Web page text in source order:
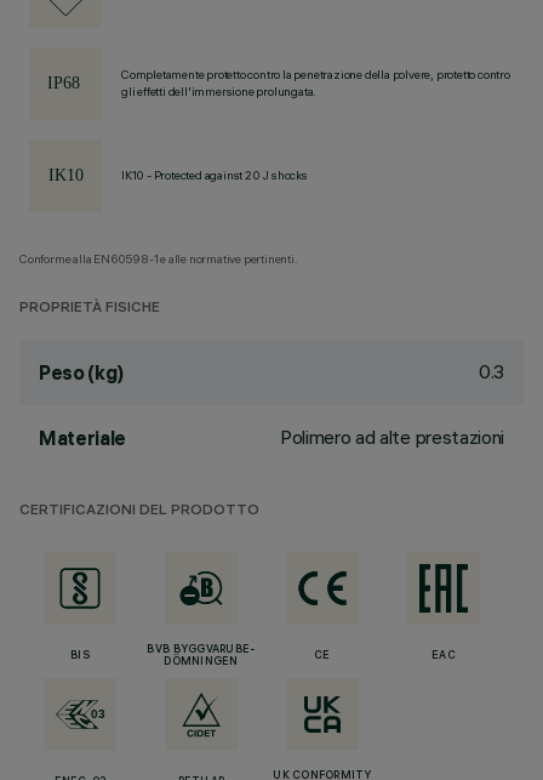
Completamente protetto contro la penetrazione della polvere, protetto contro
gli effetti dell'immersione prolungata.
IK10 - Protected against 20 J shocks
Conforme alla EN60598-1 e alle normative pertinenti.
PROPRIETÀ FISICHE
Peso (kg) 0.3
Materiale Polimero ad alte prestazioni
CERTIFICAZIONI DEL PRODOTTO
BIS
BVB BYGGVARUBE-
DÖMNINGEN
CE EAC
UK CONFORMITY